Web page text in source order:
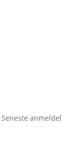
Seneste